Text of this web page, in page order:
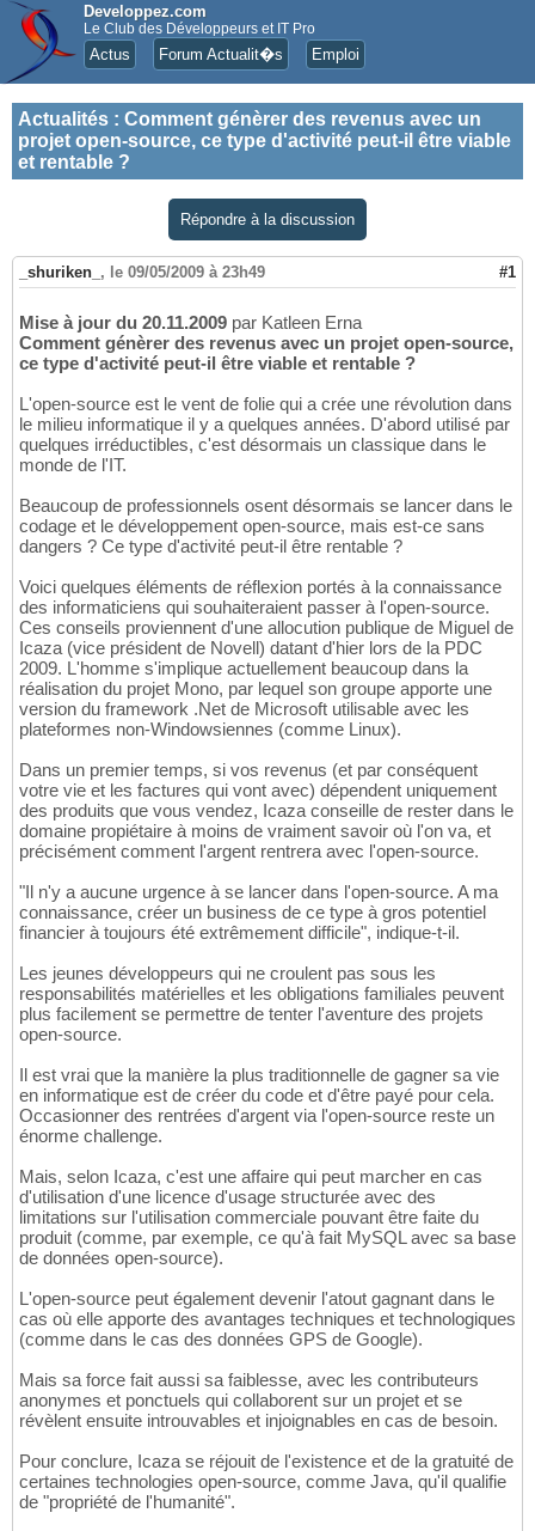
Developpez.com
Le Club des Développeurs et IT Pro
Actus Forum Actualit�s Emploi
Actualités : Comment génèrer des revenus avec un
projet open-source, ce type d'activité peut-il être viable
et rentable ?
Répondre à la discussion
_shuriken_ , le 09/05/2009 à 23h49 #1
Mise à jour du 20.11.2009 par Katleen Erna
Comment génèrer des revenus avec un projet open-source,
ce type d'activité peut-il être viable et rentable ?
L'open-source est le vent de folie qui a crée une révolution dans
le milieu informatique il y a quelques années. D'abord utilisé par
quelques irréductibles, c'est désormais un classique dans le
monde de l'IT.
Beaucoup de professionnels osent désormais se lancer dans le
codage et le développement open-source, mais est-ce sans
dangers ? Ce type d'activité peut-il être rentable ?
Voici quelques éléments de réflexion portés à la connaissance
des informaticiens qui souhaiteraient passer à l'open-source.
Ces conseils proviennent d'une allocution publique de Miguel de
Icaza (vice président de Novell) datant d'hier lors de la PDC
2009. L'homme s'implique actuellement beaucoup dans la
réalisation du projet Mono, par lequel son groupe apporte une
version du framework .Net de Microsoft utilisable avec les
plateformes non-Windowsiennes (comme Linux).
Dans un premier temps, si vos revenus (et par conséquent
votre vie et les factures qui vont avec) dépendent uniquement
des produits que vous vendez, Icaza conseille de rester dans le
domaine propiétaire à moins de vraiment savoir où l'on va, et
précisément comment l'argent rentrera avec l'open-source.
"Il n'y a aucune urgence à se lancer dans l'open-source. A ma
connaissance, créer un business de ce type à gros potentiel
financier à toujours été extrêmement difficile", indique-t-il.
Les jeunes développeurs qui ne croulent pas sous les
responsabilités matérielles et les obligations familiales peuvent
plus facilement se permettre de tenter l'aventure des projets
open-source.
Il est vrai que la manière la plus traditionnelle de gagner sa vie
en informatique est de créer du code et d'être payé pour cela.
Occasionner des rentrées d'argent via l'open-source reste un
énorme challenge.
Mais, selon Icaza, c'est une affaire qui peut marcher en cas
d'utilisation d'une licence d'usage structurée avec des
limitations sur l'utilisation commerciale pouvant être faite du
produit (comme, par exemple, ce qu'à fait MySQL avec sa base
de données open-source).
L'open-source peut également devenir l'atout gagnant dans le
cas où elle apporte des avantages techniques et technologiques
(comme dans le cas des données GPS de Google).
Mais sa force fait aussi sa faiblesse, avec les contributeurs
anonymes et ponctuels qui collaborent sur un projet et se
révèlent ensuite introuvables et injoignables en cas de besoin.
Pour conclure, Icaza se réjouit de l'existence et de la gratuité de
certaines technologies open-source, comme Java, qu'il qualifie
de "propriété de l'humanité".